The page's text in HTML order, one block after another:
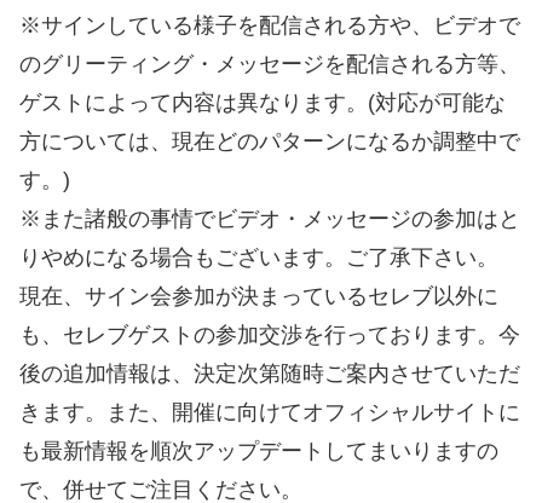
※サインしている様子を配信される方や、ビデオで
のグリーティング・メッセージを配信される方等、
ゲストによって内容は異なります。(対応が可能な
方については、現在どのパターンになるか調整中で
す。)
※また諸般の事情でビデオ・メッセージの参加はと
りやめになる場合もございます。ご了承下さい。
現在、サイン会参加が決まっているセレブ以外に
も、セレブゲストの参加交渉を行っております。今
後の追加情報は、決定次第随時ご案内させていただ
きます。また、開催に向けてオフィシャルサイトに
も最新情報を順次アップデートしてまいりますの
で、併せてご注目ください。